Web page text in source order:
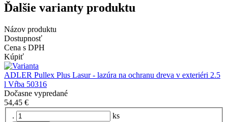
Ďalšie varianty produktu
Názov produktu
Dostupnosť
Cena s DPH
Kúpiť
ADLER Pullex Plus Lasur - lazúra na ochranu dreva v exteriéri 2.5
l Vŕba 50316
Dočasne vypredané
54,45 €
.
ks